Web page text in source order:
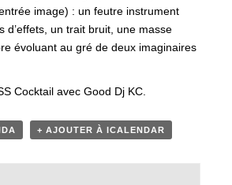
image) : un feutre instrument
d’effets, un trait bruit, une masse
évoluant au gré de deux imaginaires
Cocktail avec Good Dj KC.
+ AJOUTER À ICALENDAR